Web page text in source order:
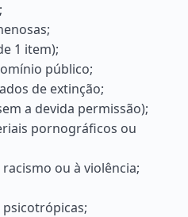
1 item);
público;
de extinção;
a devida permissão);
pornográficos ou
ou à violência;